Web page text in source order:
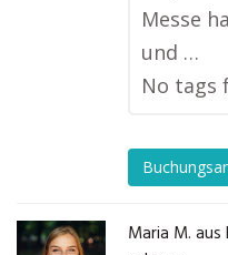
Messe
und …
No tags
Maria M.